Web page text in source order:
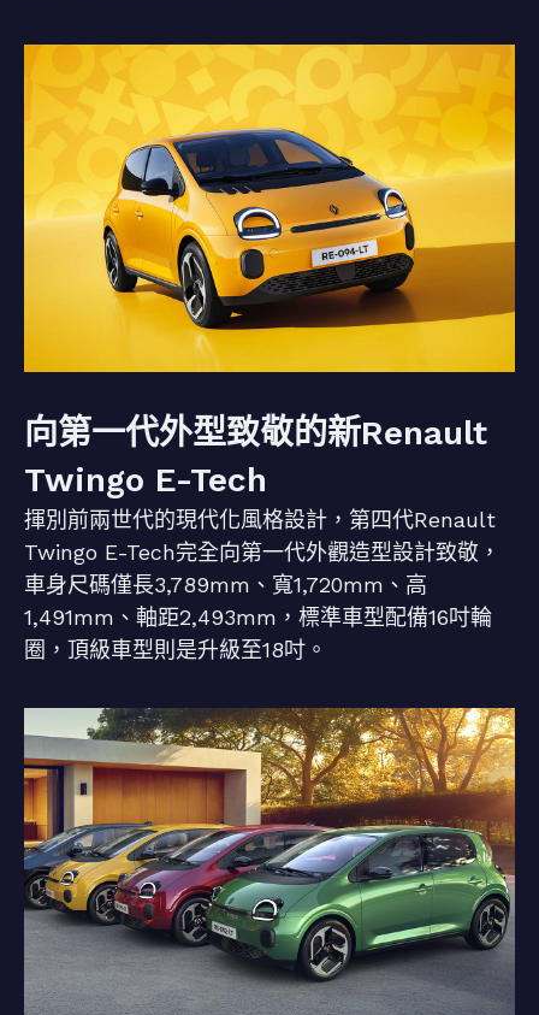
向第一代外型致敬的新Renault
Twingo E-Tech
揮別前兩世代的現代化風格設計，第四代Renault
Twingo E-Tech完全向第一代外觀造型設計致敬，
車身尺碼僅長3,789mm、寬1,720mm、高
1,491mm、軸距2,493mm，標準車型配備16吋輪
圈，頂級車型則是升級至18吋。